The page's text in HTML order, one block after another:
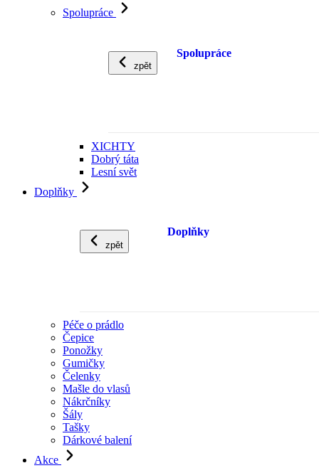
Spolupráce
zpět
Spolupráce
XICHTY
Dobrý táta
Lesní svět
Doplňky
zpět
Doplňky
Péče o prádlo
Čepice
Ponožky
Gumičky
Čelenky
Mašle do vlasů
Nákrčníky
Šály
Tašky
Dárkové balení
Akce